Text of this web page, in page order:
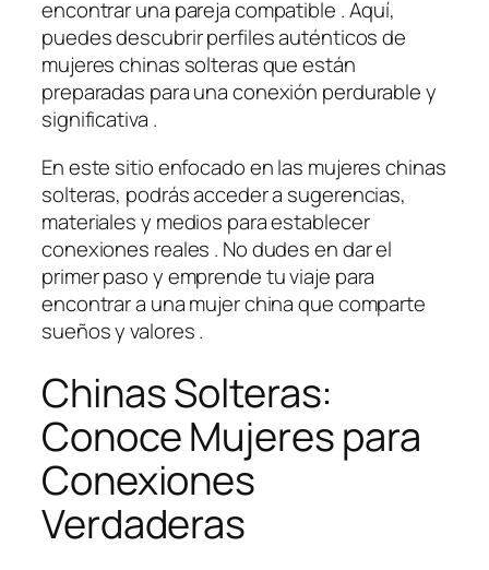
encontrar una pareja compatible . Aquí,
puedes descubrir perfiles auténticos de
mujeres chinas solteras que están
preparadas para una conexión perdurable y
significativa .
En este sitio enfocado en las mujeres chinas
solteras, podrás acceder a sugerencias,
materiales y medios para establecer
conexiones reales . No dudes en dar el
primer paso y emprende tu viaje para
encontrar a una mujer china que comparte
sueños y valores .
Chinas Solteras:
Conoce Mujeres para
Conexiones
Verdaderas